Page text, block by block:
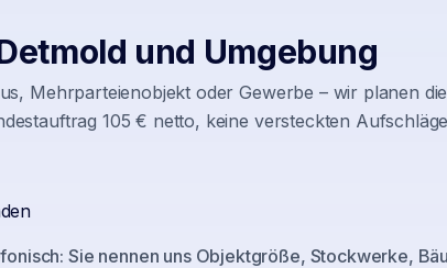
und Umgebung
Mehrparteienobjekt oder Gewerbe – wir planen
105 € netto, keine versteckten
Sie nennen uns Objektgröße, Stockwerke,